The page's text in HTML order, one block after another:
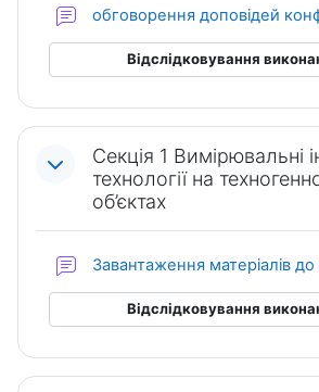
обговорення доповідей
Відслідковування
Секція 1 Вимірювальні
технології на
об’єктах
Завантаження матеріалів до
Відслідковування